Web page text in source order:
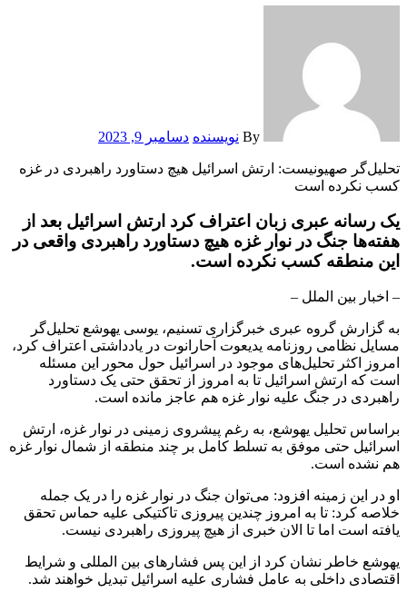
نویسنده دسامبر 9, 2023
تحلیل‌گر صهیونیست: ارتش اسرائیل هیچ دستاورد راهبردی در غزه
کسب نکرده است
یک رسانه عبری زبان اعتراف کرد ارتش اسرائیل بعد از
هفته‌ها جنگ در نوار غزه هیچ دستاورد راهبردی واقعی در
این منطقه کسب نکرده است.
– اخبار بین الملل –
به گزارش گروه عبری خبرگزاری تسنیم، یوسی یهوشع تحلیل‌گر
مسایل نظامی روزنامه یدیعوت آحارانوت در یادداشتی اعتراف کرد،
امروز اکثر تحلیل‌های موجود در اسرائیل حول محور این مسئله
است که ارتش اسرائیل تا به امروز از تحقق حتی یک دستاورد
راهبردی در جنگ علیه نوار غزه هم عاجز مانده است.
براساس تحلیل یهوشع، به رغم پیشروی زمینی در نوار غزه، ارتش
اسرائیل حتی موفق به تسلط کامل بر چند منطقه از شمال نوار غزه
هم نشده است.
او در این زمینه افزود: می‌توان جنگ در نوار غزه را در یک جمله
خلاصه کرد: تا به امروز چندین پیروزی تاکتیکی علیه حماس تحقق
یافته است اما تا الان خبری از هیچ پیروزی راهبردی نیست.
یهوشع خاطر نشان کرد از این پس فشارهای بین المللی و شرایط
اقتصادی داخلی به عامل فشاری علیه اسرائیل تبدیل خواهند شد.